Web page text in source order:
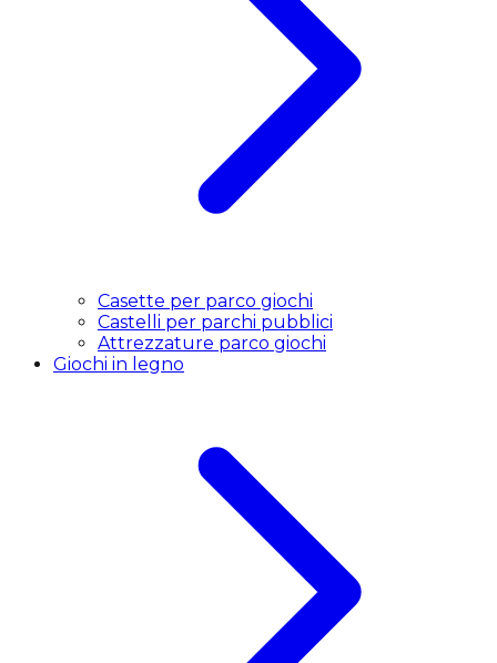
Casette per parco giochi
Castelli per parchi pubblici
Attrezzature parco giochi
Giochi in legno